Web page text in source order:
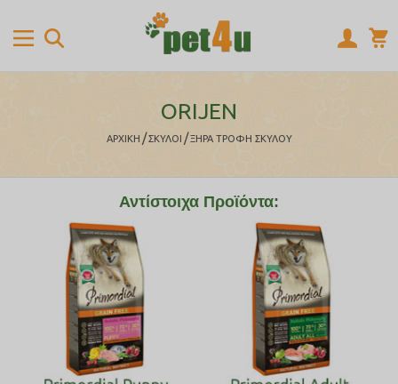
ORIJEN
ΑΡΧΙΚΉ / ΣΚΥΛΟΙ / ΞΗΡΑ ΤΡΟΦΗ ΣΚΥΛΟΥ
Αντίστοιχα Προϊόντα: